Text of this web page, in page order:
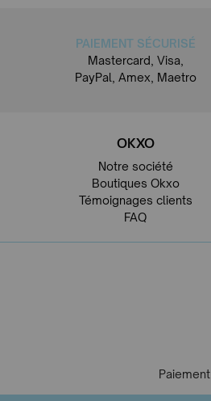
PAIEMENT SÉCURISÉ
Mastercard, Visa,
PayPal, Amex, Maetro
OKXO
Notre société
Boutiques Okxo
Témoignages clients
FAQ
Paiement